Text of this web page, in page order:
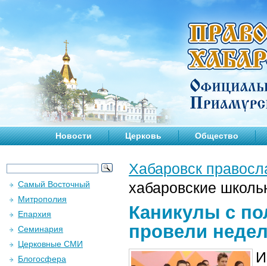
Новости Церковь Общество
Хабаровск
хабаровские
Каникулы с
провели
Самый Восточный
Митрополия
Епархия
Семинария
Церковные СМИ
Блогосфера